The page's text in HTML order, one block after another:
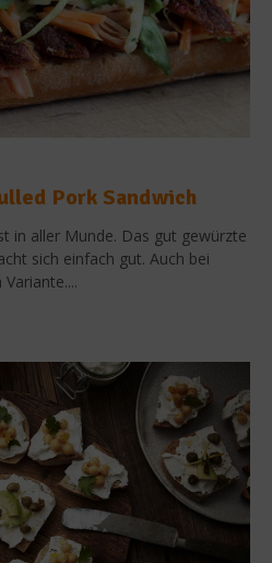
Pork Sandwich
in aller Munde. Das gut gewürzte
sich einfach gut. Auch bei